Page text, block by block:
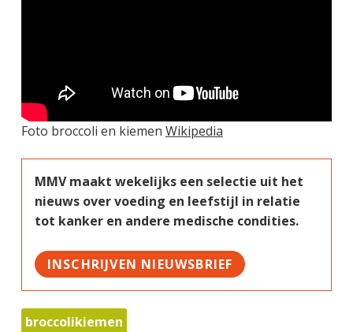
Foto broccoli en kiemen Wikipedia
MMV maakt wekelijks een selectie uit het
nieuws over voeding en leefstijl in relatie
tot kanker en andere medische condities.
INSCHRIJVEN NIEUWSBRIEF
broccolikiemen